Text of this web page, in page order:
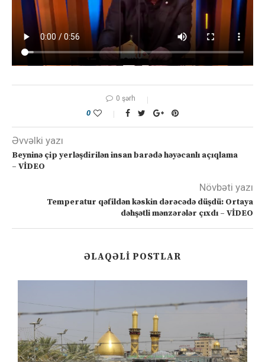
0 şərh
0
Əvvəlki yazı
Beyninə çip yerləşdirilən insan barədə həyəcanlı açıqlama
– VİDEO
Növbəti yazı
Temperatur qəfildən kəskin dərəcədə düşdü: Ortaya
dəhşətli mənzərələr çıxdı – VİDEO
ƏLAQƏLI POSTLAR